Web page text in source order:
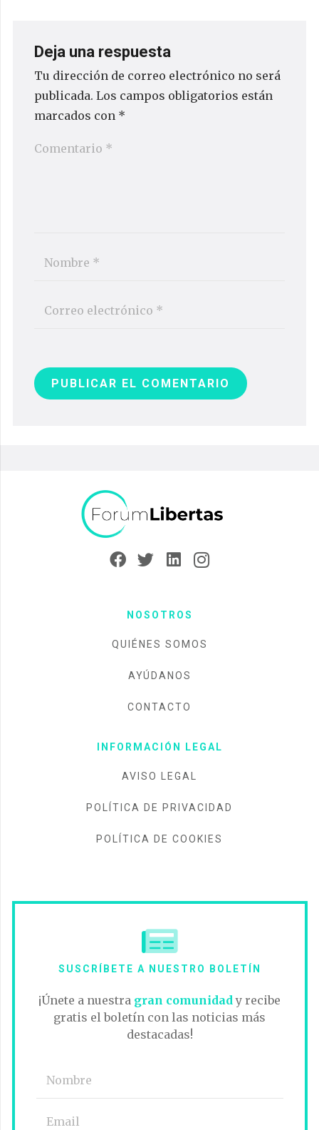
Deja una respuesta
Tu dirección de correo electrónico no será
publicada. Los campos obligatorios están
marcados con *
PUBLICAR EL COMENTARIO
NOSOTROS
QUIÉNES SOMOS
AYÚDANOS
CONTACTO
INFORMACIÓN LEGAL
AVISO LEGAL
POLÍTICA DE PRIVACIDAD
POLÍTICA DE COOKIES
SUSCRÍBETE A NUESTRO BOLETÍN
¡Únete a nuestra gran comunidady recibe
gratis el boletín con las noticias más
destacadas!